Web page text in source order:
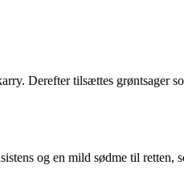
Derefter tilsættes grøntsager
og en mild sødme til retten,